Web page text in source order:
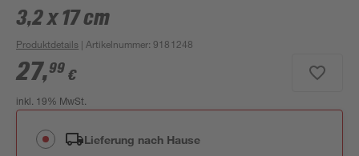
3,2 x 17 cm
Produktdetails | Artikelnummer:9181248
27,99 €
inkl. 19% MwSt.
Lieferung nach Hause